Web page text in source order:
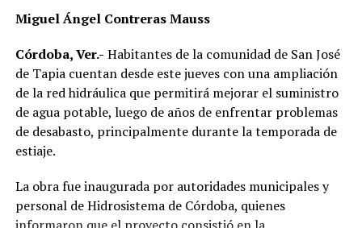
posibilidad de integrar la delegación mexicana que
los gobiernos locales y comunitarios en la
transformación de las estructuras que mantienen
desigualdades, además de proponer la innovación como
una herramienta para impulsar políticas públicas con
mayor impacto social.
Al evento acudieron el alcalde de Córdoba, Manuel
Alonso Cerezo; la síndica única, Irene Sedas González;
integrantes del Cabildo, así como la directora del DIF
Municipal, Luz del Carmen Lezama Rodríguez, y la
coordinadora de Bienestar Social, Dennis Araceli Lira
Tosqui.
Miguel Ángel Contreras Mauss
Córdoba, Ver.- Habitantes de la comunidad de San José
de Tapia cuentan desde este jueves con una ampliación
de la red hidráulica que permitirá mejorar el suministro
de agua potable, luego de años de enfrentar problemas
de desabasto, principalmente durante la temporada de
estiaje.
La obra fue inaugurada por autoridades municipales y
personal de Hidrosistema de Córdoba, quienes